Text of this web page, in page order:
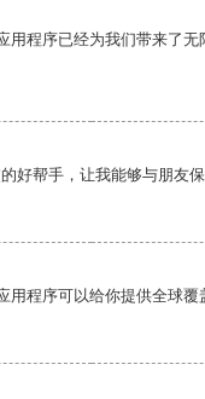
用程序已经为我们带来了
好帮手，让我能够与朋友
用程序可以给你提供全球覆